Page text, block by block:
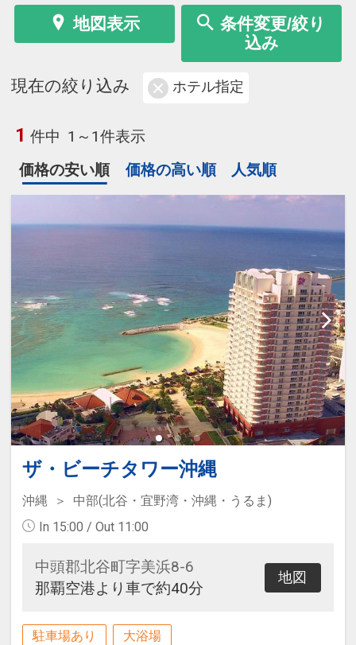
地図表示
条件変更/絞り
込み
現在の絞り込み ホテル指定
1 件中 1～1件表示
価格の安い順
価格の高い順 人気順
ザ・ビーチタワー沖縄
沖縄
中部(北谷・宜野湾・沖縄・うるま)
In 15:00 / Out 11:00
中頭郡北谷町字美浜8-6
那覇空港より車で約40分
地図
駐車場あり 大浴場